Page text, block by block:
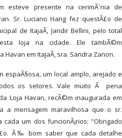
esteve presente na cerimÃ´nia de
Sr. Luciano Hang fez questÃ£o de
de ItajaÃ­, Jandir Bellini, pelo total
loja na cidade. Ele tambÃ©m
Havan em ItajaÃ­, sra. Sandra Zanon.
espaÃ§osa, um local amplo, arejado e
os setores. Vale muito Ã pena
Loja Havan, recÃ©m inaugurada em
a mensagem maravilhosa que o sr.
um dos funcionÃ¡rios: "Obrigado
Ã‰ bom saber que cada detalhe